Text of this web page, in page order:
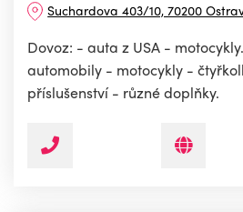
Suchardova 403/10, 70200
Dovoz: - auta z USA -
automobily - motocykly -
příslušenství - různé doplňky.